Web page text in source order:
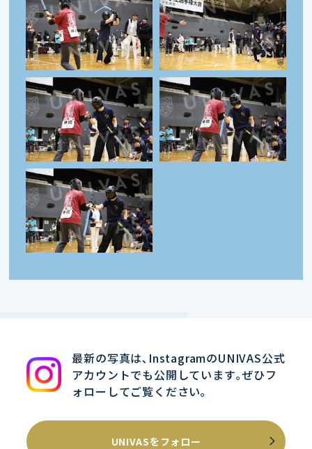
最新の写真は､InstagramのUNIVAS公式
アカウントでも公開しています｡ぜひフ
ォローしてご覧ください｡
UNIVASをフォロー